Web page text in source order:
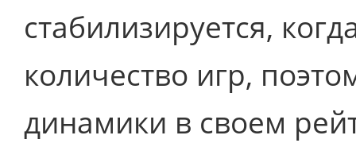
стабилизируется,
количество игр,
динамики в своем